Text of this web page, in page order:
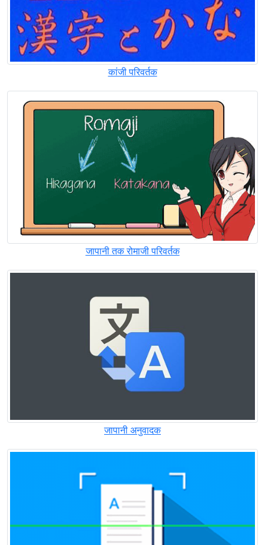
कांजी परिवर्तक
जापानी तक रोमाजी परिवर्तक
जापानी अनुवादक